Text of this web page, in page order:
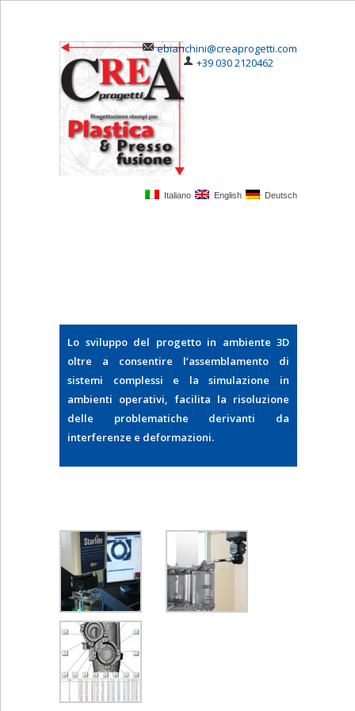
ebianchini@creaprogetti.com
+39 030 2120462
Italiano English Deutsch
Lo sviluppo del progetto in ambiente 3D
oltre a consentire l’assemblamento di
sistemi complessi e la simulazione in
ambienti operativi, facilita la risoluzione
delle problematiche derivanti da
interferenze e deformazioni.